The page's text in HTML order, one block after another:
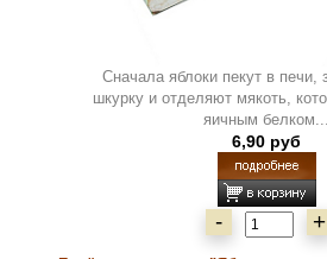
Сначала яблоки пекут в печи,
шкурку и отделяют мякоть,
яичным белком...
6,90 руб
- +